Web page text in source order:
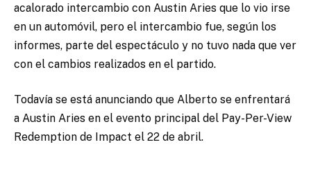
acalorado intercambio con Austin Aries que lo vio irse
en un automóvil, pero el intercambio fue, según los
informes, parte del espectáculo y no tuvo nada que ver
con el cambios realizados en el partido.
Todavía se está anunciando que Alberto se enfrentará
a Austin Aries en el evento principal del Pay-Per-View
Redemption de Impact el 22 de abril.